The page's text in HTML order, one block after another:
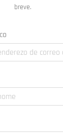
breve.